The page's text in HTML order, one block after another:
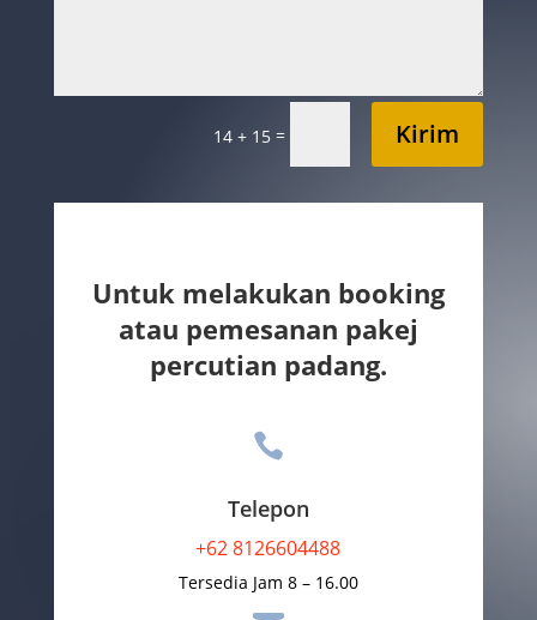
14 + 15 = Kirim
Untuk melakukan booking
atau pemesanan pakej
percutian padang.

Telepon
+62 8126604488
Tersedia Jam 8 – 16.00